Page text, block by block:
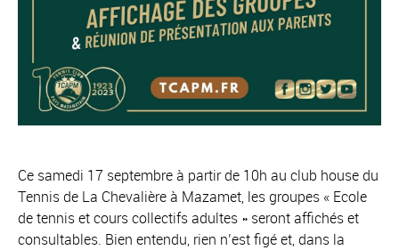
Ce samedi 17 septembre à partir de 10h au club house du
Tennis de La Chevalière à Mazamet, les groupes « Ecole
de tennis et cours collectifs adultes » seront affichés et
consultables. Bien entendu, rien n’est figé et, dans la